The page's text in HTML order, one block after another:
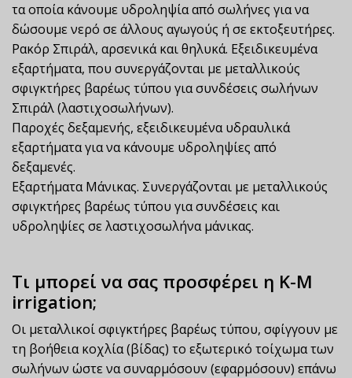
τα οποία κάνουμε υδροληψία από σωλήνες για να
δώσουμε νερό σε άλλους αγωγούς ή σε εκτοξευτήρες.
Ρακόρ Σπιράλ, αρσενικά και θηλυκά. Εξειδικευμένα
εξαρτήματα, που συνεργάζονται με μεταλλικούς
σφιγκτήρες βαρέως τύπου για συνδέσεις σωλήνων
Σπιράλ (λαστιχοσωλήνων).
Παροχές δεξαμενής, εξειδικευμένα υδραυλικά
εξαρτήματα για να κάνουμε υδροληψίες από
δεξαμενές.
Εξαρτήματα Μάνικας. Συνεργάζονται με μεταλλικούς
σφιγκτήρες βαρέως τύπου για συνδέσεις και
υδροληψίες σε λαστιχοσωλήνα μάνικας.
Τι μπορεί να σας προσφέρει η K-M
irrigation;
Οι μεταλλικοί σφιγκτήρες βαρέως τύπου, σφίγγουν με
τη βοήθεια κοχλία (βίδας) το εξωτερικό τοίχωμα των
σωλήνων ώστε να συναρμόσουν (εφαρμόσουν) επάνω